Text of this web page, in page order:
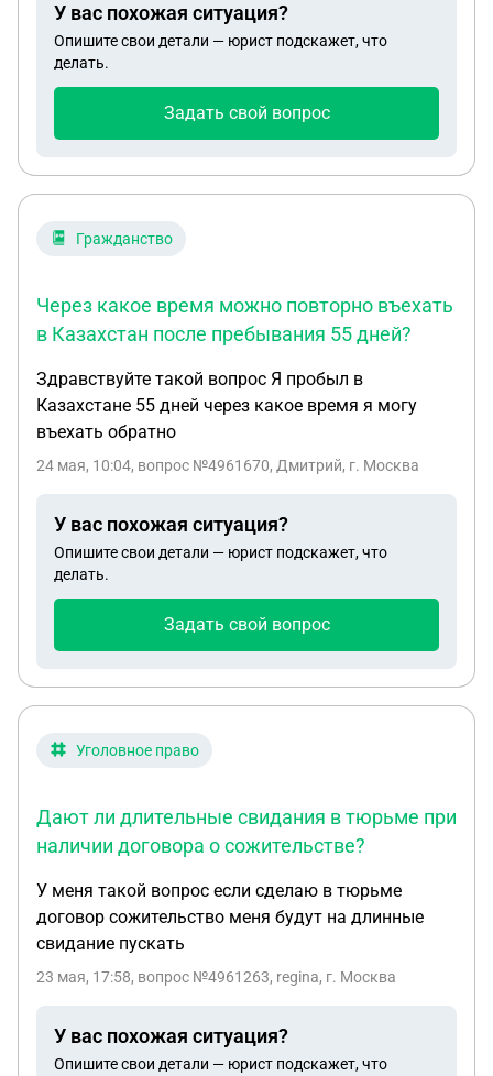
перевода, и сказала, что все переводы должны
быть с согласия работника. Директор не обратил
на это внимание и уволил меня по ч.6 ст.81 ТК РФ
обратиться в суд с иском о восстановлении на
в течении которого вынужденно не работала, а
пожалуйста составить иск и определить сумму
У вас похожая ситуация?
Опишите свои детали — юрист подскажет, что
делать.
Задать свой вопрос
Гражданство
Через какое время можно повторно въехать
в Казахстан после пребывания 55 дней?
Здравствуйте такой вопрос Я пробыл в
Казахстане 55 дней через какое время я могу
въехать обратно
24 мая, 10:04, вопрос №4961670, Дмитрий, г. Москва
У вас похожая ситуация?
Опишите свои детали — юрист подскажет, что
делать.
Задать свой вопрос
Уголовное право
Дают ли длительные свидания в тюрьме при
наличии договора о сожительстве?
У меня такой вопрос если сделаю в тюрьме
договор сожительство меня будут на длинные
свидание пускать
23 мая, 17:58, вопрос №4961263, regina, г. Москва
У вас похожая ситуация?
Опишите свои детали — юрист подскажет, что